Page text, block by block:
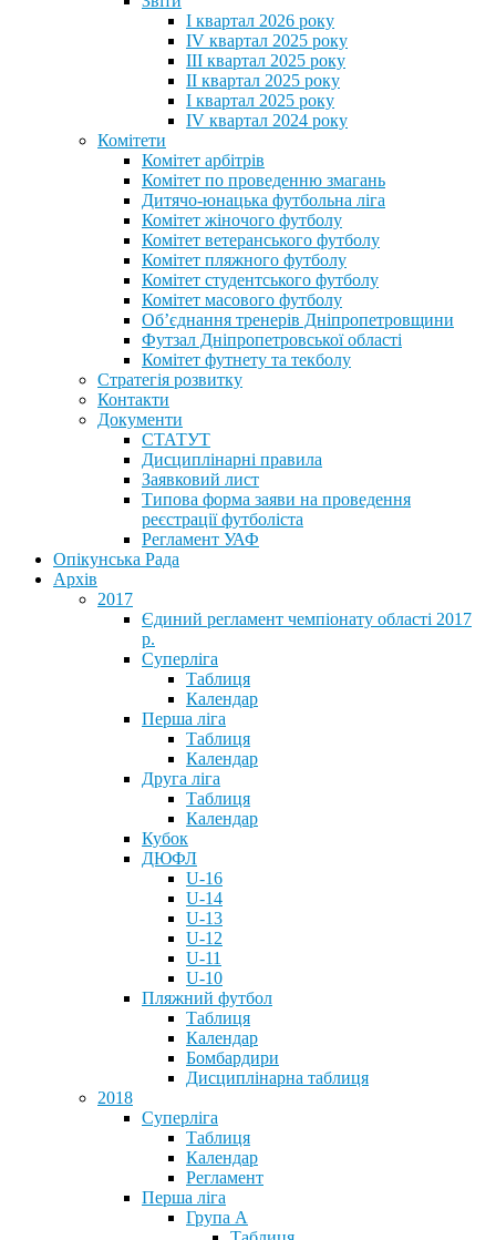
I квартал 2026 року
IV квартал 2025 року
III квартал 2025 року
II квартал 2025 року
I квартал 2025 року
IV квартал 2024 року
Комітети
Комітет арбітрів
Комітет по проведенню змагань
Дитячо-юнацька футбольна ліга
Комітет жіночого футболу
Комітет ветеранського футболу
Комітет пляжного футболу
Комітет студентського футболу
Комітет масового футболу
Обʼєднання тренерів Дніпропетровщини
Футзал Дніпропетровської області
Комітет футнету та текболу
Стратегія розвитку
Контакти
Документи
СТАТУТ
Дисциплінарні правила
Заявковий лист
Типова форма заяви на проведення
реєстрації футболіста
Регламент УАФ
Опікунська Рада
Архів
2017
Єдиний регламент чемпіонату області 2017
р.
Суперліга
Таблиця
Календар
Перша ліга
Таблиця
Календар
Друга ліга
Таблиця
Календар
Кубок
ДЮФЛ
U-16
U-14
U-13
U-12
U-11
U-10
Пляжний футбол
Таблиця
Календар
Бомбардири
Дисциплінарна таблиця
2018
Суперліга
Таблиця
Календар
Регламент
Перша ліга
Група А